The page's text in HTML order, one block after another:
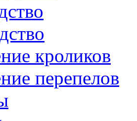
кроликов
перепелов